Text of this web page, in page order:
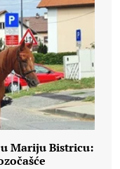
Mariju Bistricu: